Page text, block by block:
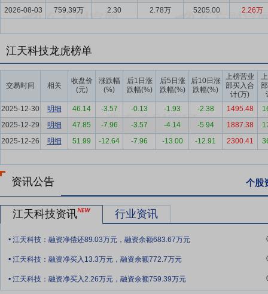
势，2024年我国包装行业规模以上企业数量达到19,473家，营业收
在较高水平，是全球标签增速最快的市场之一。根据中国印刷技术协
预计到2026年，中国标签的用量复合年增长率将达到6.1%，销售额复
不干胶标签行业
在国内消费品市场结构不断优化和消费结构
2019年至2023年，我国不干胶标签产量由71亿平方米增至97亿平方
要点7：优质大客户优势
凭借稳定优异的产品质量、高效快速的应对
是国内少数能够与CCL、正美集团等行业内领先企业同时进入联合利
应商。
为先进的以柔性版印刷为主的组合印刷生产技术，能够熟练使用先进
要点9：综合解决方案优势
经过三十余年的发展，公司在标签印刷
材料选取、色彩和油墨方案定制、工艺方案设计及优化、消费场景应
要点10：快速规模化生产优势
公司快速规模化生产优势主要体现在
其他印刷技术相结合，将从接到客户图样到提出工艺设计方案、形成
传统模式显著提升。 （二）生产工艺及工序优化，提高规模化生产
艺流程的创新和改进。通过上述标准化、系统化管理，有效提升了公
2026-08-03
759.39万 2.30 2.78万 5205.00 2.26万
江天科技龙虎榜单
交易时间 相关
收盘价
(元)
涨跌幅
(%)
后1日涨
跌幅(%)
后5日涨
跌幅(%)
后10日涨
跌幅(%)
上榜营业
部买入合
计(万)
2025-12-30
明细 46.14 -3.57 -0.13 -1.93 -2.38 1495.48
2025-12-29
明细 47.85 -7.96 -3.57 -4.14 -5.94 1887.38
2025-12-26
明细 51.99 -12.64 -7.96 -13.00 -12.91 2300.41
资讯公告 个股
江天科技资讯 行业资讯
. 江天科技：融资净偿还89.03万元，融资余额683.67万元
. 江天科技：融资净买入13.3万元，融资余额772.7万元
. 江天科技：融资净买入2.26万元，融资余额759.39万元